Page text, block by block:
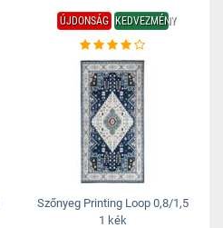
ÚJDONSÁG KEDVEZMÉNY
Szőnyeg Printing Loop 0,8/1,5
1 kék